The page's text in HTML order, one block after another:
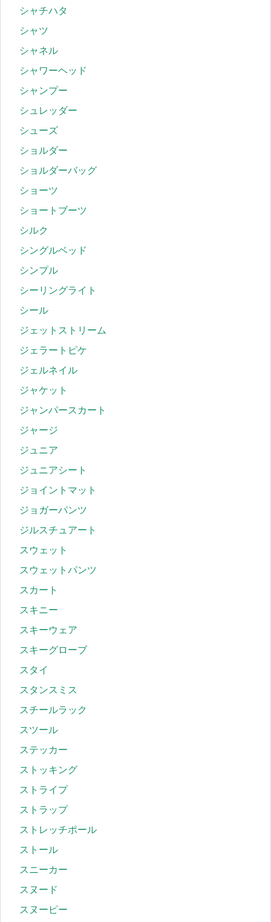
シャチハタ
シャツ
シャネル
シャワーヘッド
シャンプー
シュレッダー
シューズ
ショルダー
ショルダーバッグ
ショーツ
ショートブーツ
シルク
シングルベッド
シンプル
シーリングライト
シール
ジェットストリーム
ジェラートピケ
ジェルネイル
ジャケット
ジャンパースカート
ジャージ
ジュニア
ジュニアシート
ジョイントマット
ジョガーパンツ
ジルスチュアート
スウェット
スウェットパンツ
スカート
スキニー
スキーウェア
スキーグローブ
スタイ
スタンスミス
スチールラック
スツール
ステッカー
ストッキング
ストライプ
ストラップ
ストレッチポール
ストール
スニーカー
スヌード
スヌーピー